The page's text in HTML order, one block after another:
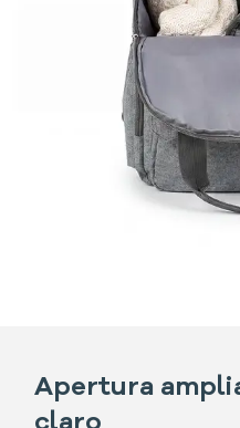
Apertura